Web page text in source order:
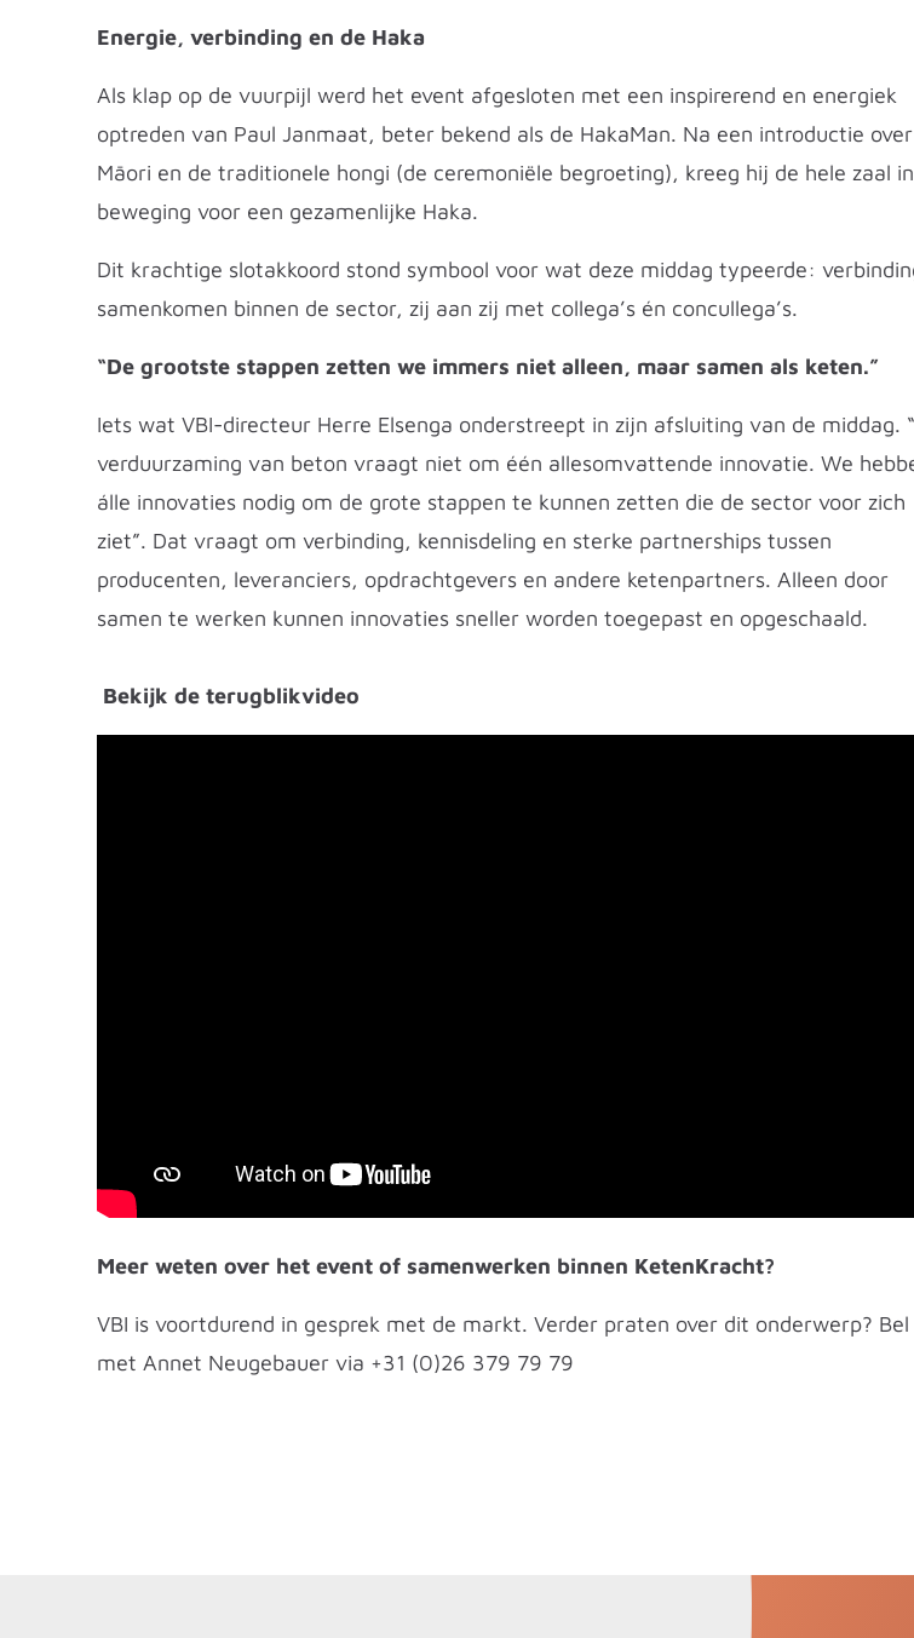
Energie, verbinding en de Haka
Als klap op de vuurpijl werd het event afgesloten met een inspirerend en energiek
optreden van Paul Janmaat, beter bekend als de HakaMan. Na een introductie
Māori en de traditionele hongi (de ceremoniële begroeting), kreeg hij de hele zaal in
beweging voor een gezamenlijke Haka.
Dit krachtige slotakkoord stond symbool voor wat deze middag typeerde:
samenkomen binnen de sector, zij aan zij met collega’s én concullega’s.
“De grootste stappen zetten we immers niet alleen, maar samen als keten.”
Iets wat VBI-directeur Herre Elsenga onderstreept in zijn afsluiting van de middag.
verduurzaming van beton vraagt niet om één allesomvattende innovatie. We
álle innovaties nodig om de grote stappen te kunnen zetten die de sector voor zich
ziet”. Dat vraagt om verbinding, kennisdeling en sterke partnerships tussen
producenten, leveranciers, opdrachtgevers en andere ketenpartners. Alleen door
samen te werken kunnen innovaties sneller worden toegepast en opgeschaald.
Bekijk de terugblikvideo
Meer weten over het event of samenwerken binnen KetenKracht?
VBI is voortdurend in gesprek met de markt. Verder praten over dit onderwerp? Bel
met Annet Neugebauer via +31 (0)26 379 79 79